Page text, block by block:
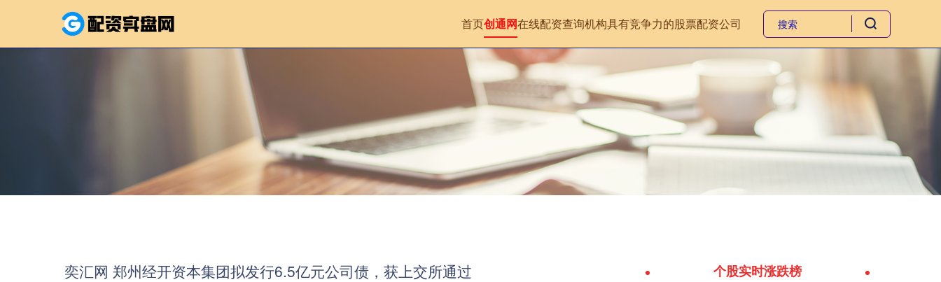
首页创通网在线配资查询机构具有竞争力的股票配资公司
奕汇网 郑州经开资本集团拟发行6.5亿元公司债，获上交所通过 个股实时涨跌榜